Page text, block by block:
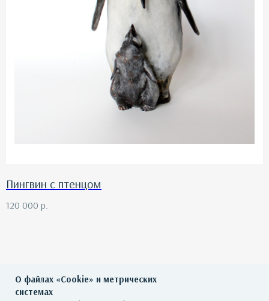
Пингвин с птенцом
120 000 р.
О файлах «Cookie» и метрических
системах